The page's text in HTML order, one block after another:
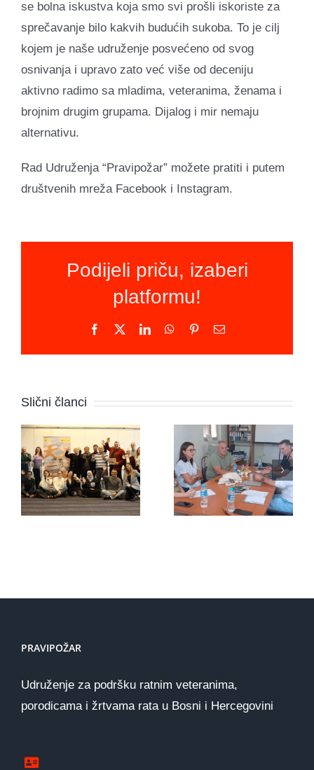
se bolna iskustva koja smo svi prošli iskoriste za
sprečavanje bilo kakvih budućih sukoba. To je cilj
kojem je naše udruženje posvećeno od svog
osnivanja i upravo zato već više od deceniju
aktivno radimo sa mladima, veteranima, ženama i
brojnim drugim grupama. Dijalog i mir nemaju
alternativu.
Rad Udruženja “Pravipožar” možete pratiti i putem
društvenih mreža Facebook i Instagram.
Podijeli priču, izaberi
platformu!
Facebook LinkedInWhatsApp
PinterestEmail
Slični članciUdruženje
“Pravipožar”
sa
predstavnicima
organizacije
Mirovni
aktivisti
konačno
zaslužuju
PRAVIPOŽAR
Udruženje za podršku ratnim veteranima,
porodicama i žrtvama rata u Bosni i Hercegovini